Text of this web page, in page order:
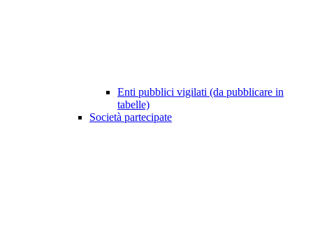
Enti pubblici vigilati (da pubblicare in
tabelle)
Società partecipate